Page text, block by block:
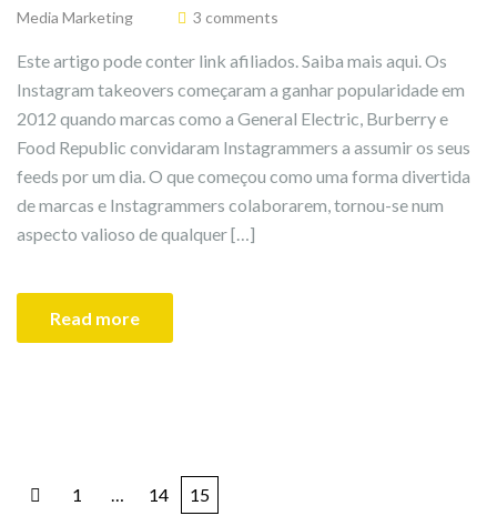
Media Marketing
3 comments
Este artigo pode conter link afiliados. Saiba mais aqui. Os
Instagram takeovers começaram a ganhar popularidade em
2012 quando marcas como a General Electric, Burberry e
Food Republic convidaram Instagrammers a assumir os seus
feeds por um dia. O que começou como uma forma divertida
de marcas e Instagrammers colaborarem, tornou-se num
aspecto valioso de qualquer […]
Read more
1 14 15